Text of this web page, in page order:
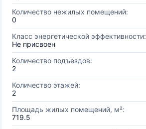
Количество нежилых помещений:
0
Класс энергетической эффективности:
Не присвоен
Количество подъездов:
2
Количество этажей:
2
Площадь жилых помещений, м²:
719.5